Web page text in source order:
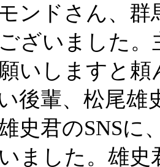
ンドさん、
ざいました
いしますと
後輩、松尾雄
史君のSNSに
ました。雄